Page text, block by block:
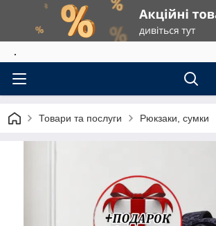
.
Товари та послуги Рюкзаки, сумки